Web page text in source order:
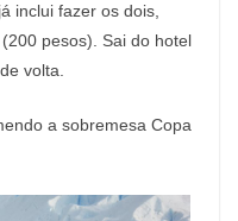
inclui fazer os dois,
pesos). Sai do hotel
volta.
a sobremesa Copa